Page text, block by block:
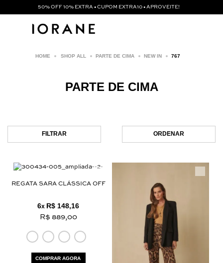
50% OFF 10% EXTRA • CUPOM EXTRA10 • APROVEITE!
SHOP ALL PARTE DE CIMA NEW IN 767
PARTE DE CIMA
FILTRAR ORDENAR
REGATA SARA CLÁSSICA OFF
6x R$ 148,16
R$ 889,00
COMPRAR AGORA